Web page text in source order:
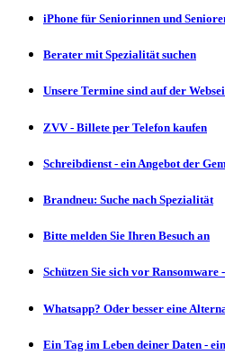
iPhone für Seniorinnen und
Berater mit Spezialität suchen
Unsere Termine sind auf der
ZVV - Billete per Telefon kaufen
Schreibdienst - ein Angebot der
Brandneu: Suche nach Spezialität
Bitte melden Sie Ihren Besuch an
Schützen Sie sich vor
Whatsapp? Oder besser eine
Ein Tag im Leben deiner Daten -